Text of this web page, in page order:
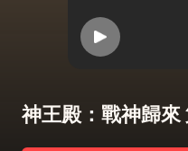
神王殿：戰神歸來